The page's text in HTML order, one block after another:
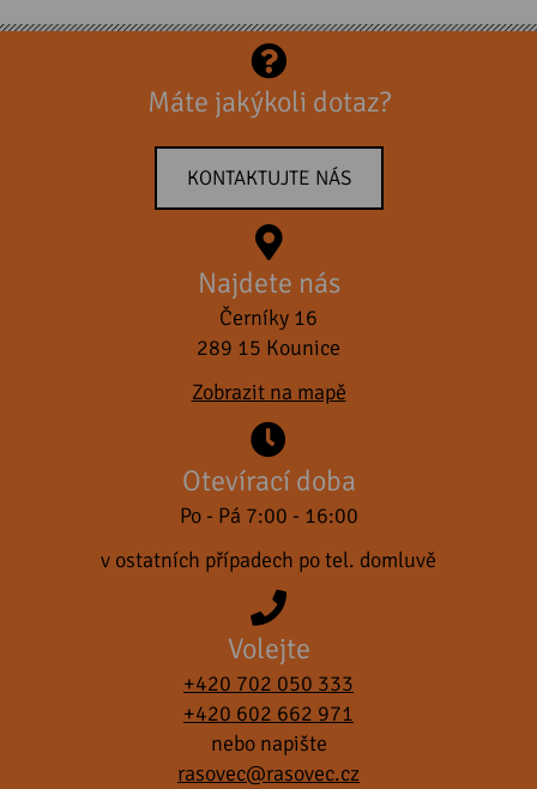
Máte jakýkoli dotaz?
KONTAKTUJTE NÁS
Najdete nás
Černíky 16
289 15 Kounice
Zobrazit na mapě
Otevírací doba
Po - Pá 7:00 - 16:00
v ostatních případech po tel. domluvě
Volejte
+420 702 050 333
+420 602 662 971
nebo napište
rasovec@rasovec.cz